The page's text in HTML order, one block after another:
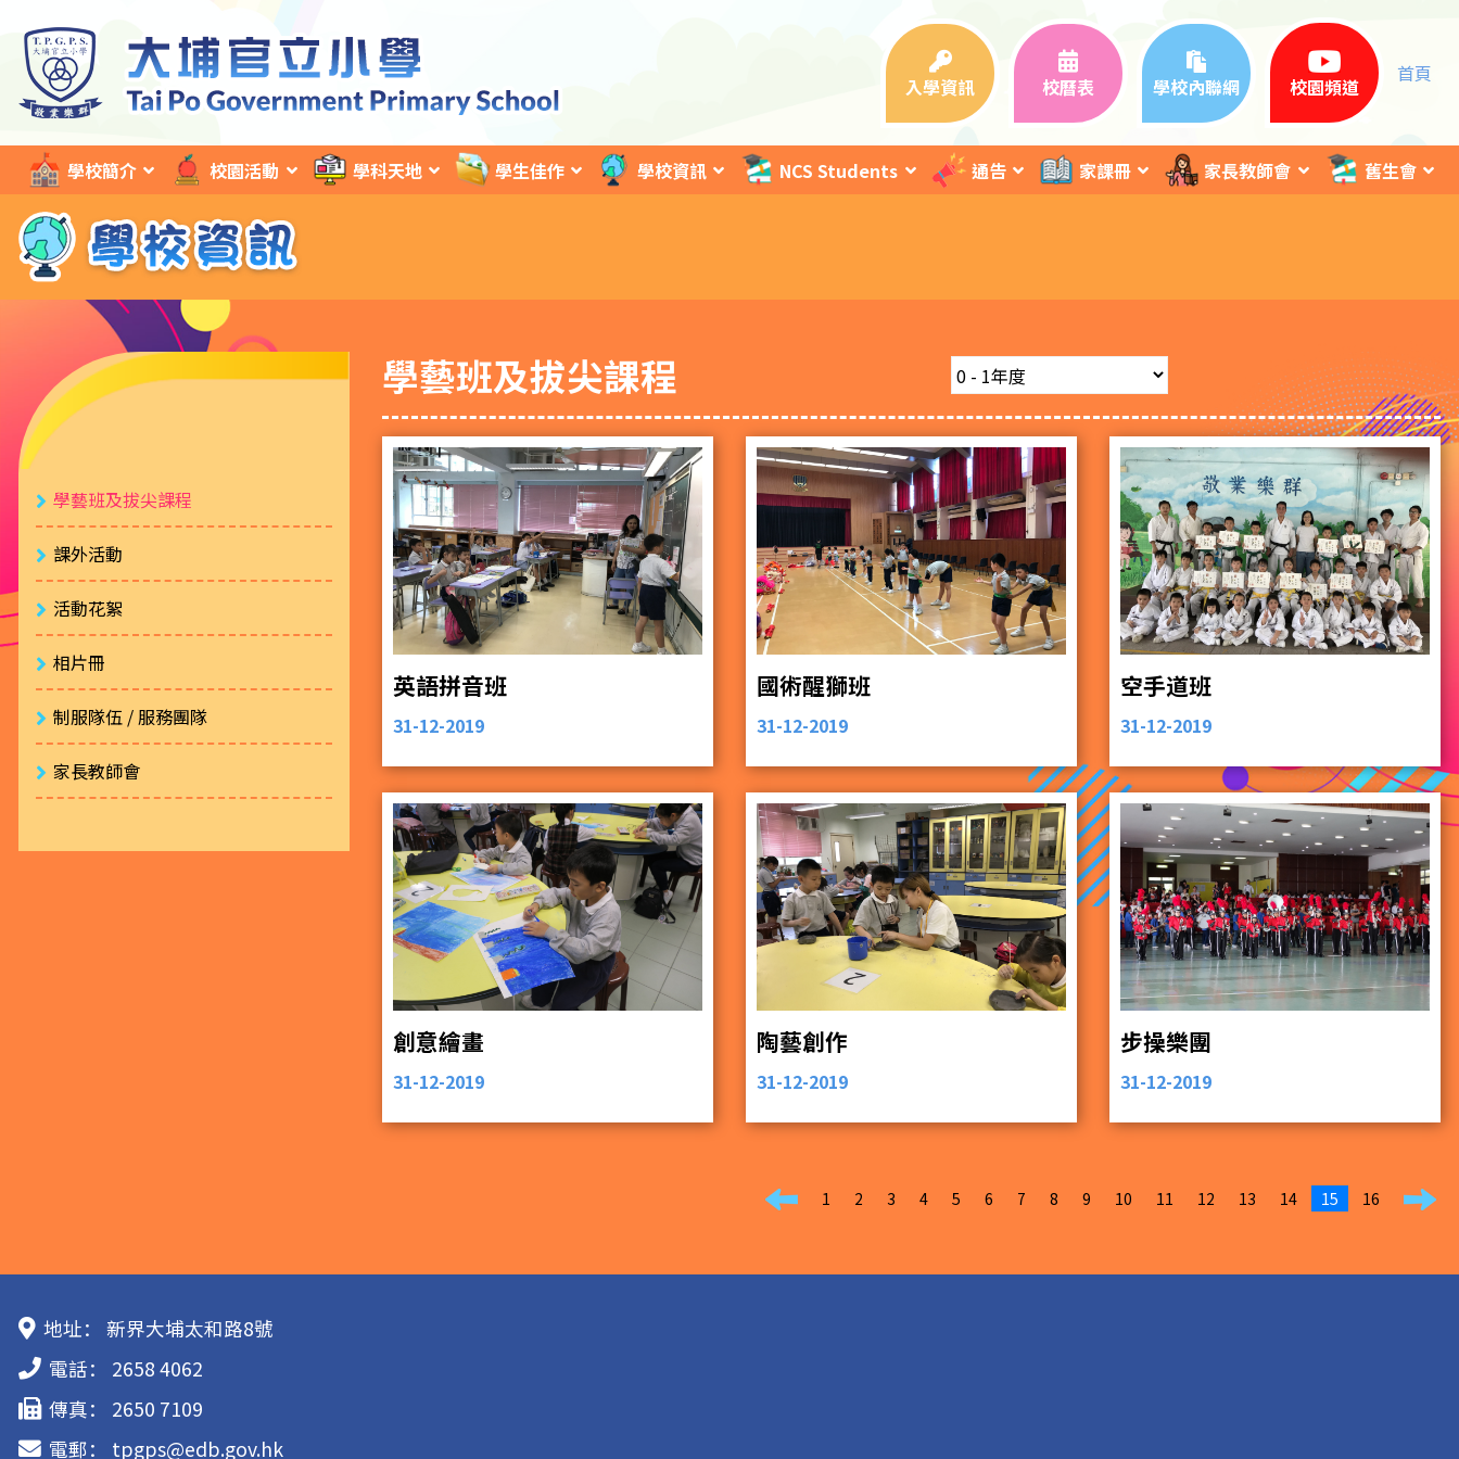
入學資訊 校曆表 學校內聯網 校園頻道
首頁
學校簡介 校園活動 學科天地 學生佳作 學校資訊 NCS Students 通告 家課冊 家長教師會 舊生會
學藝班及拔尖課程
課外活動
活動花絮
相片冊
制服隊伍 / 服務團隊
家長教師會
學藝班及拔尖課程
英語拼音班
31-12-2019
國術醒獅班
31-12-2019
空手道班
31-12-2019
創意繪畫
31-12-2019
陶藝創作
31-12-2019
步操樂團
31-12-2019
1 2 3 4 5 6 7 8 9 10 11 12 13 14 15 16
地址：
新界大埔太和路8號
電話：
2658 4062
傳真：
2650 7109
電郵：
tpgps@edb.gov.hk